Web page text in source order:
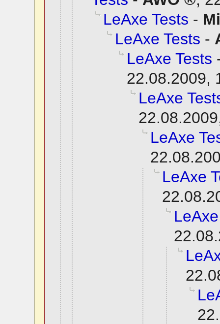
LeAxe Tests -
LeAxe Tests -
LeAxe Tests
22.08.2009,
LeAxe
LeAxe
LeAxe